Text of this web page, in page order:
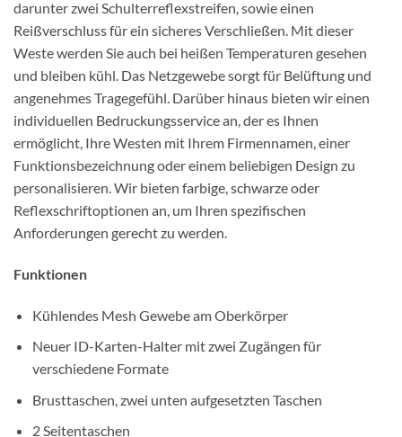
darunter zwei Schulterreflexstreifen, sowie einen
Reißverschluss für ein sicheres Verschließen. Mit dieser
Weste werden Sie auch bei heißen Temperaturen gesehen
und bleiben kühl. Das Netzgewebe sorgt für Belüftung und
angenehmes Tragegefühl. Darüber hinaus bieten wir einen
individuellen Bedruckungsservice an, der es Ihnen
ermöglicht, Ihre Westen mit Ihrem Firmennamen, einer
Funktionsbezeichnung oder einem beliebigen Design zu
personalisieren. Wir bieten farbige, schwarze oder
Reflexschriftoptionen an, um Ihren spezifischen
Anforderungen gerecht zu werden.
Funktionen
Kühlendes Mesh Gewebe am Oberkörper
Neuer ID-Karten-Halter mit zwei Zugängen für
verschiedene Formate
Brusttaschen, zwei unten aufgesetzten Taschen
2 Seitentaschen